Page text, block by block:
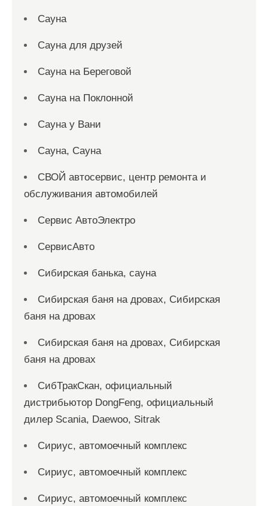
Сауна
Сауна для друзей
Сауна на Береговой
Сауна на Поклонной
Сауна у Вани
Сауна, Сауна
СВОЙ автосервис, центр ремонта и
обслуживания автомобилей
Сервис АвтоЭлектро
СервисАвто
Сибирская банька, сауна
Сибирская баня на дровах, Сибирская
баня на дровах
Сибирская баня на дровах, Сибирская
баня на дровах
СибТракСкан, официальный
дистрибьютор DongFeng, официальный
дилер Scania, Daewoo, Sitrak
Сириус, автомоечный комплекс
Сириус, автомоечный комплекс
Сириус, автомоечный комплекс